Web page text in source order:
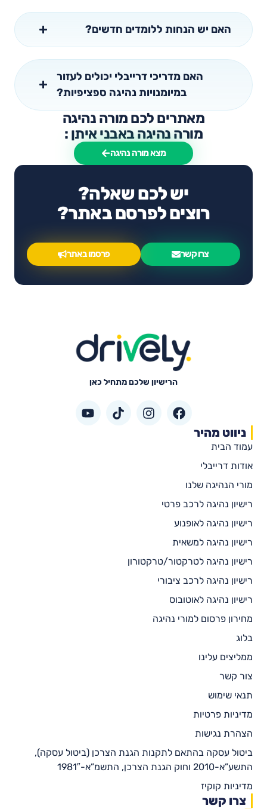
האם יש הנחות ללומדים חדשים?
האם מדריכי דרייבלי יכולים לעזור
במיומנויות נהיגה ספציפיות?
מאתרים לכם מורה נהיגה
מורה נהיגה באבני איתן :
מצא מורה נהיגה
יש לכם שאלה?
רוצים לפרסם באתר?
צרו קשר פרסמו באתר
הרישיון שלכם מתחיל כאן
ניווט מהיר
עמוד הבית
אודות דרייבלי
מורי הנהיגה שלנו
רישיון נהיגה לרכב פרטי
רישיון נהיגה לאופנוע
רישיון נהיגה למשאית
רישיון נהיגה לטרקטור/טרקטורון
רישיון נהיגה לרכב ציבורי
רישיון נהיגה לאוטובוס
מחירון פרסום למורי נהיגה
בלוג
ממליצים עלינו
צור קשר
תנאי שימוש
מדיניות פרטיות
הצהרת נגישות
ביטול עסקה בהתאם לתקנות הגנת הצרכן (ביטול עסקה),
התשע”א-2010 וחוק הגנת הצרכן, התשמ”א-1981″
מדיניות קוקיז
צרו קשר